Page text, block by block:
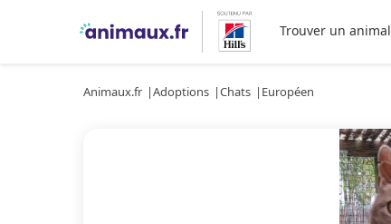
Trouver un animal
Animaux.fr Adoptions Chats Européen